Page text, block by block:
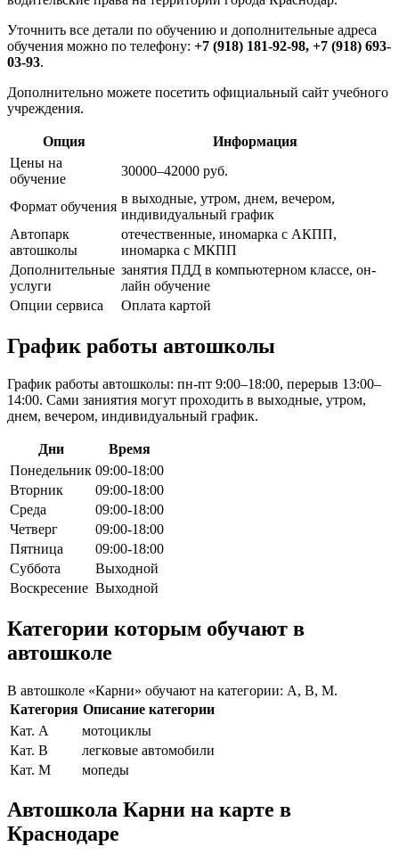
Уточнить все детали по обучению и дополнительные адреса
обучения можно по телефону: +7 (918) 181-92-98, +7 (918) 693-
03-93.
Дополнительно можете посетить официальный сайт учебного
учреждения.
Опция
Информация
Цены на
обучение
30000–42000 руб.
Формат обучения
в выходные, утром, днем, вечером,
индивидуальный график
Автопарк
автошколы
отечественные, иномарка с АКПП,
иномарка с МКПП
Дополнительные
услуги
занятия ПДД в компьютерном классе, он-
лайн обучение
Опции сервиса
Оплата картой
График работы автошколы
График работы автошколы: пн-пт 9:00–18:00, перерыв 13:00–
14:00. Сами заниятия могут проходить в выходные, утром,
днем, вечером, индивидуальный график.
Дни
Время
Понедельник 09:00-18:00
Вторник
09:00-18:00
Среда
09:00-18:00
Четверг
09:00-18:00
Пятница
09:00-18:00
Суббота
Выходной
Воскресение Выходной
Категории которым обучают в
автошколе
В автошколе «Карни» обучают на категории: A, B, M.
Категория Описание категории
Кат. A
мотоциклы
Кат. B
легковые автомобили
Кат. M
мопеды
Автошкола Карни на карте в
Краснодаре